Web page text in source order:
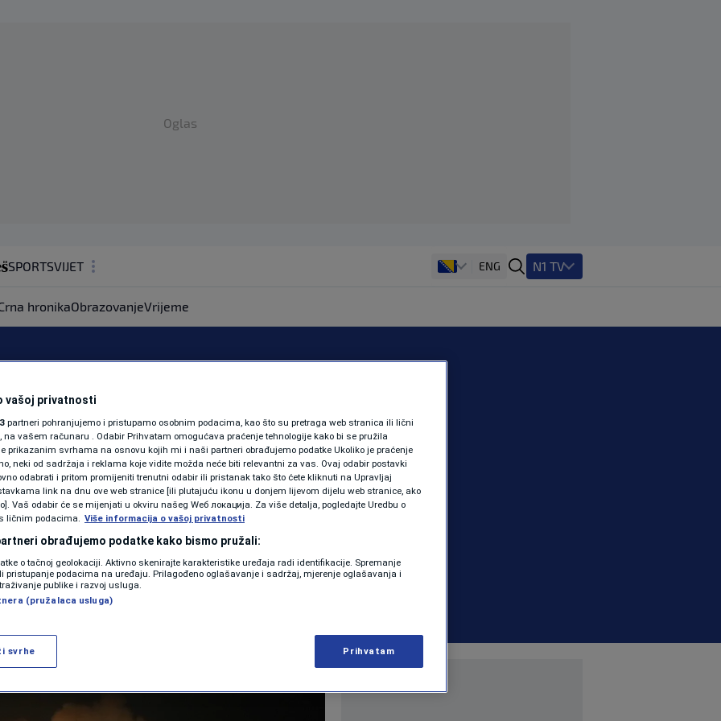
Oglas
SPORTSVIJET
ZDRAVLJE
SHOWBIZ
PODCAST
N1 SPECIJAL
FENOMENI
NEISTRAŽENO
VIRALNO
ENG N1 TV
hronikaObrazovanjeVrijeme
posljedice
istoku
19:17 | VIJESTI 0 komentara
Više
vašoj privatnosti
partneri pohranjujemo i pristupamo osobnim podacima, kao što su pretraga web stranica ili lični
na vašem računaru . Odabir Prihvatam omogućava praćenje tehnologije kako bi se pružila
prikazanim svrhama na osnovu kojih mi i naši partneri obrađujemo podatke Ukoliko je praćenje
neki od sadržaja i reklama koje vidite možda neće biti relevantni za vas. Ovaj odabir postavki
odabrati i pritom promijeniti trenutni odabir ili pristanak tako što ćete kliknuti na Upravljaj
link na dnu ove web stranice [ili plutajuću ikonu u donjem lijevom dijelu web stranice, ako
Vaš odabir će se mijenjati u okviru našeg Wеб локација. Za više detalja, pogledajte Uredbu o
ličnim podacima. Više informacija o vašoj privatnosti
obrađujemo podatke kako bismo pružali:
o tačnoj geolokaciji. Aktivno skenirajte karakteristike uređaja radi identifikacije. Spremanje
pristupanje podacima na uređaju. Prilagođeno oglašavanje i sadržaj, mjerenje oglašavanja i
publike i razvoj usluga.
(pružalaca usluga)
svrhe Prihvatam